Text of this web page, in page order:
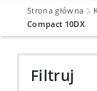
Strona główna
Compact 10DX
Filtruj